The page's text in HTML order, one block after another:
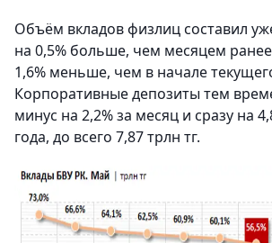
Объём вкладов физлиц составил
на 0,5% больше, чем месяцем
1,6% меньше, чем в начале
Корпоративные депозиты тем
минус на 2,2% за месяц и сразу на
года, до всего 7,87 трлн тг.